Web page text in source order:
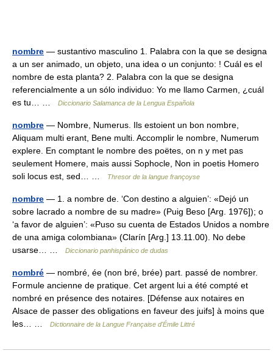
nombre — sustantivo masculino 1. Palabra con la que se designa
a un ser animado, un objeto, una idea o un conjunto: ! Cuál es el
nombre de esta planta? 2. Palabra con la que se designa
referencialmente a un sólo individuo: Yo me llamo Carmen, ¿cuál
es tu… …
Diccionario Salamanca de la Lengua Española
nombre — Nombre, Numerus. Ils estoient un bon nombre,
Aliquam multi erant, Bene multi. Accomplir le nombre, Numerum
explere. En comptant le nombre des poëtes, on n y met pas
seulement Homere, mais aussi Sophocle, Non in poetis Homero
soli locus est, sed… …
Thresor de la langue françoyse
nombre — 1. a nombre de. ‘Con destino a alguien’: «Dejó un
sobre lacrado a nombre de su madre» (Puig Beso [Arg. 1976]); o
‘a favor de alguien’: «Puso su cuenta de Estados Unidos a nombre
de una amiga colombiana» (Clarín [Arg.] 13.11.00). No debe
usarse… …
Diccionario panhispánico de dudas
nombré — nombré, ée (non bré, brée) part. passé de nombrer.
Formule ancienne de pratique. Cet argent lui a été compté et
nombré en présence des notaires. [Défense aux notaires en
Alsace de passer des obligations en faveur des juifs] à moins que
les… …
Dictionnaire de la Langue Française d'Émile Littré